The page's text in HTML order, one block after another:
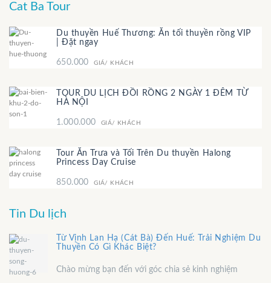
Cat Ba Tour
Du thuyền Huế Thương: Ăn tối thuyền rồng VIP
| Đặt ngay
650.000 GIÁ/ KHÁCH
TOUR DU LỊCH ĐỒI RỒNG 2 NGÀY 1 ĐÊM TỪ
HÀ NỘI
1.000.000 GIÁ/ KHÁCH
Tour Ăn Trưa và Tối Trên Du thuyền Halong
Princess Day Cruise
850.000 GIÁ/ KHÁCH
Tin Du lịch
Từ Vịnh Lan Hạ (Cát Bà) Đến Huế: Trải Nghiệm Du
Thuyền Có Gì Khác Biệt?
Chào mừng bạn đến với góc chia sẻ kinh nghiệm